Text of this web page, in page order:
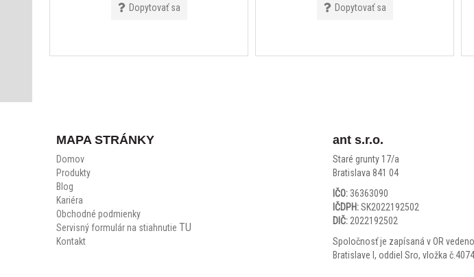
Dopytovať sa Dopytovať sa
MAPA STRÁNKY
Domov
Produkty
Blog
Kariéra
Obchodné podmienky
Servisný formulár na stiahnutie TU
Kontakt
ant s.r.o.
Staré grunty 17/a
Bratislava 841 04
IČO: 36363090
IČDPH:SK2022192502
DIČ: 2022192502
Spoločnosť je zapísaná v OR
Bratislave I, oddiel Sro, vložka